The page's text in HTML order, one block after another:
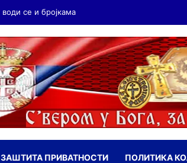
ЗАШТИТА ПРИВАТНОСТИ ПОЛИТИКА